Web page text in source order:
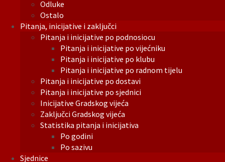
Odluke
Ostalo
Pitanja, inicijative i zaključci
Pitanja i inicijative po podnosiocu
Pitanja i inicijative po vijećniku
Pitanja i inicijative po klubu
Pitanja i inicijative po radnom tijelu
Pitanja i inicijative po dostavi
Pitanja i inicijative po sjednici
Inicijative Gradskog vijeća
Zaključci Gradskog vijeća
Statistika pitanja i inicijativa
Po godini
Po sazivu
Sjednice